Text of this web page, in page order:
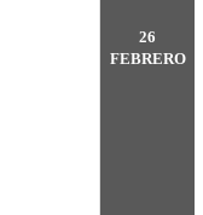
26
FEBRERO